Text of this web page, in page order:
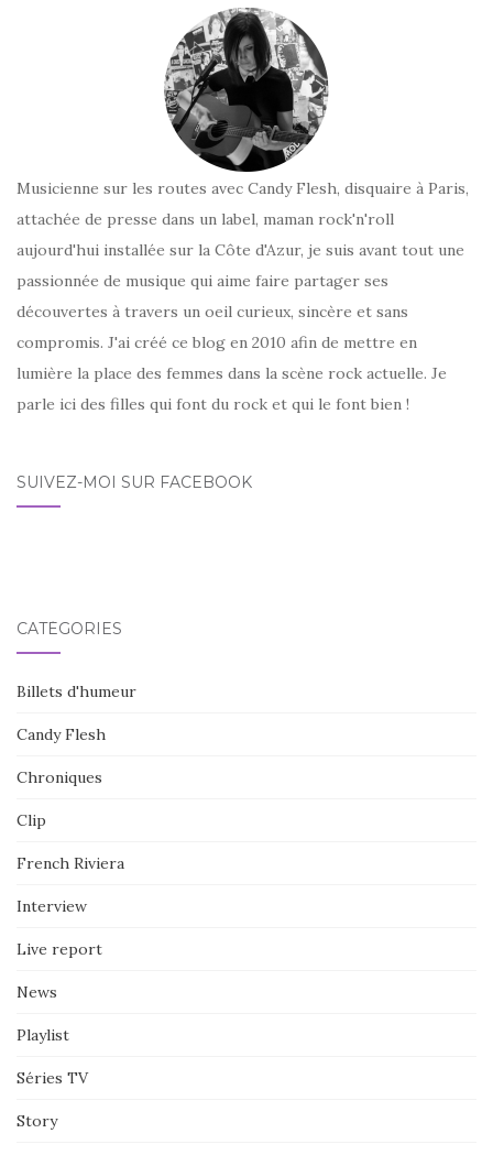
Musicienne sur les routes avec Candy Flesh, disquaire à Paris,
attachée de presse dans un label, maman rock'n'roll
aujourd'hui installée sur la Côte d'Azur, je suis avant tout une
passionnée de musique qui aime faire partager ses
découvertes à travers un oeil curieux, sincère et sans
compromis. J'ai créé ce blog en 2010 afin de mettre en
lumière la place des femmes dans la scène rock actuelle. Je
parle ici des filles qui font du rock et qui le font bien !
SUIVEZ-MOI SUR FACEBOOK
CATÉGORIES
Billets d'humeur
Candy Flesh
Chroniques
Clip
French Riviera
Interview
Live report
News
Playlist
Séries TV
Story